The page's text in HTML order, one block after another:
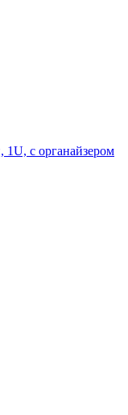
1U, с органайзером